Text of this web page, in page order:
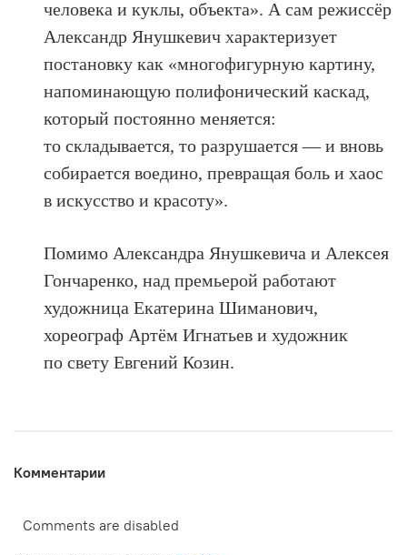
человека и куклы, объекта». А сам режиссёр
Александр Янушкевич характеризует
постановку как «многофигурную картину,
напоминающую полифонический каскад,
который постоянно меняется:
то складывается, то разрушается — и вновь
собирается воедино, превращая боль и хаос
в искусство и красоту».
Помимо Александра Янушкевича и Алексея
Гончаренко, над премьерой работают
художница Екатерина Шиманович,
хореограф Артём Игнатьев и художник
по свету Евгений Козин.
Комментарии
Comments are disabled